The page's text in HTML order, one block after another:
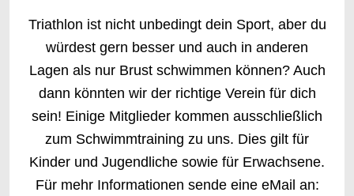
Triathlon ist nicht unbedingt dein Sport, aber du
würdest gern besser und auch in anderen
Lagen als nur Brust schwimmen können? Auch
dann könnten wir der richtige Verein für dich
sein! Einige Mitglieder kommen ausschließlich
zum Schwimmtraining zu uns. Dies gilt für
Kinder und Jugendliche sowie für Erwachsene.
Für mehr Informationen sende eine eMail an: